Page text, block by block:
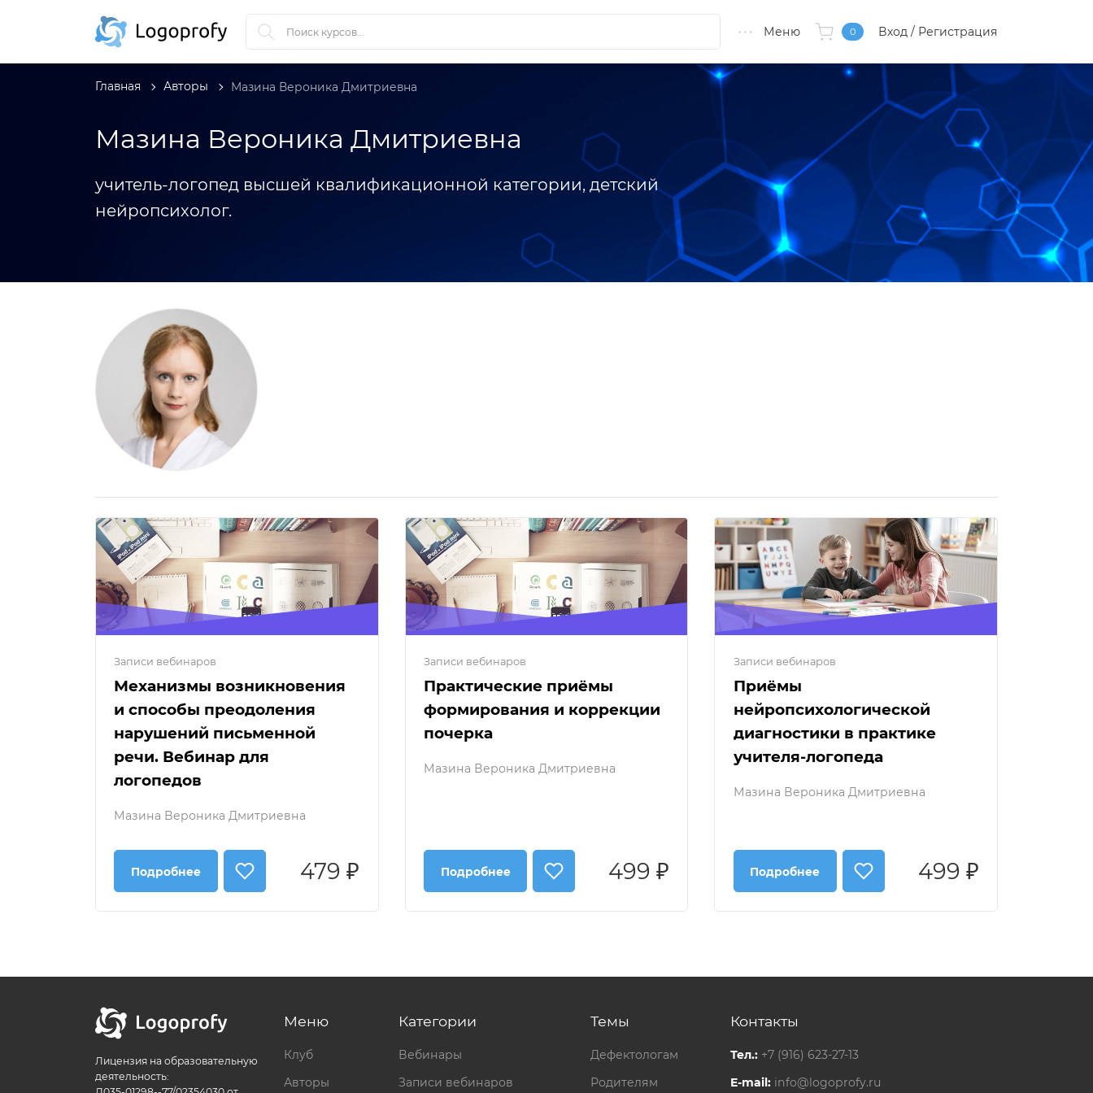
Меню 0 Вход/ Регистрация
Мазина Вероника Дмитриевна
учитель-логопед высшей квалификационной категории, детский
нейропсихолог.
Главная Авторы Мазина Вероника Дмитриевна
Записи вебинаров
Механизмы возникновения
и способы преодоления
нарушений письменной
речи. Вебинар для
логопедов
Мазина Вероника Дмитриевна
Подробнее 479 ₽
Записи вебинаров
Практические приёмы
формирования и коррекции
почерка
Мазина Вероника Дмитриевна
Подробнее 499 ₽
Записи вебинаров
Приёмы
нейропсихологической
диагностики в практике
учителя-логопеда
Мазина Вероника Дмитриевна
Подробнее 499 ₽
Лицензия на образовательную
деятельность:
Меню
Клуб
Авторы
Категории
Вебинары
Записи вебинаров
Темы
Дефектологам
Родителям
Контакты
Тел.: +7 (916) 623-27-13
E-mail: info@logoprofy.ru